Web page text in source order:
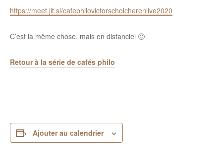
https://meet.jit.si/cafephilovictorscholcherenlive2020
C’est la même chose, mais en distanciel 🙂
Retour à la série de cafés philo
Ajouter au calendrier